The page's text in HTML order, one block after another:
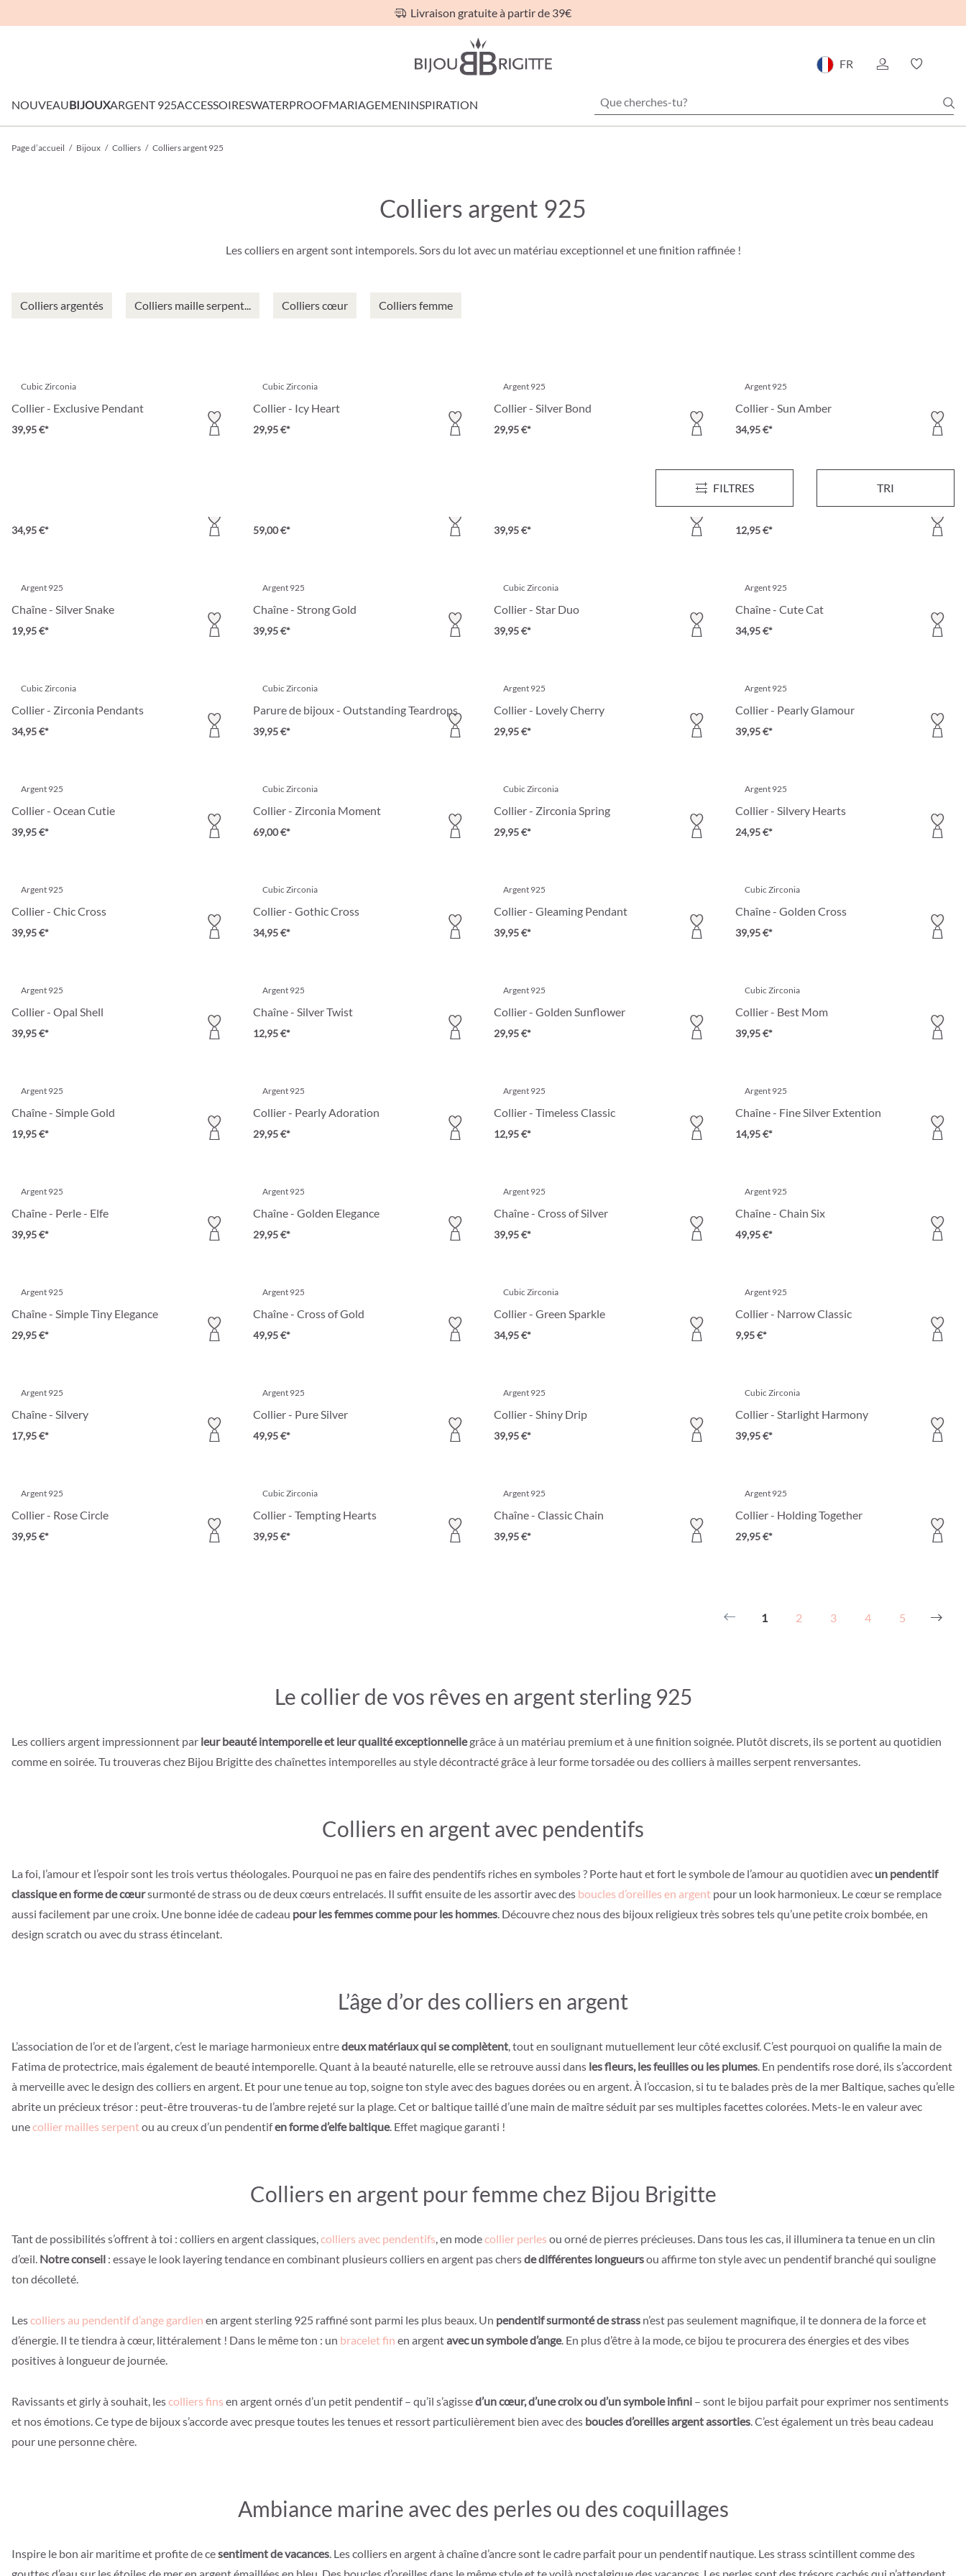
Livraison gratuite à partir de 39€
FR
NOUVEAUBIJOUXARGENT 925ACCESSOIRESWATERPROOFMARIAGEMENINSPIRATION
Page d’accueil / Bijoux / Colliers / Colliers argent 925
Colliers argent 925
Les colliers en argent sont intemporels. Sors du lot avec un matériau exceptionnel et une finition raffinée !
Colliers argentés Colliers maille serpent... Colliers cœur Colliers femme
FILTRES TRI
Cubic Zirconia
Collier - Exclusive Pendant
39,95 €*
Cubic Zirconia
Collier - Icy Heart
29,95 €*
Argent 925
Collier - Silver Bond
29,95 €*
Argent 925
Collier - Sun Amber
34,95 €*
34,95 €* 59,00 €* 39,95 €*
Argent 925
Collier - Filigree Basic
12,95 €*
Argent 925
Chaîne - Silver Snake
19,95 €*
Argent 925
Chaîne - Strong Gold
39,95 €*
Cubic Zirconia
Collier - Star Duo
39,95 €*
Argent 925
Chaîne - Cute Cat
34,95 €*
Cubic Zirconia
Collier - Zirconia Pendants
34,95 €*
Cubic Zirconia
Parure de bijoux - Outstanding Teardrops
39,95 €*
Argent 925
Collier - Lovely Cherry
29,95 €*
Argent 925
Collier - Pearly Glamour
39,95 €*
Argent 925
Collier - Ocean Cutie
39,95 €*
Cubic Zirconia
Collier - Zirconia Moment
69,00 €*
Cubic Zirconia
Collier - Zirconia Spring
29,95 €*
Argent 925
Collier - Silvery Hearts
24,95 €*
Argent 925
Collier - Chic Cross
39,95 €*
Cubic Zirconia
Collier - Gothic Cross
34,95 €*
Argent 925
Collier - Gleaming Pendant
39,95 €*
Cubic Zirconia
Chaîne - Golden Cross
39,95 €*
Argent 925
Collier - Opal Shell
39,95 €*
Argent 925
Chaîne - Silver Twist
12,95 €*
Argent 925
Collier - Golden Sunflower
29,95 €*
Cubic Zirconia
Collier - Best Mom
39,95 €*
Argent 925
Chaîne - Simple Gold
19,95 €*
Argent 925
Collier - Pearly Adoration
29,95 €*
Argent 925
Collier - Timeless Classic
12,95 €*
Argent 925
Chaîne - Fine Silver Extention
14,95 €*
Argent 925
Chaîne - Perle - Elfe
39,95 €*
Argent 925
Chaîne - Golden Elegance
29,95 €*
Argent 925
Chaîne - Cross of Silver
39,95 €*
Argent 925
Chaîne - Chain Six
49,95 €*
Argent 925
Chaîne - Simple Tiny Elegance
29,95 €*
Argent 925
Chaîne - Cross of Gold
49,95 €*
Cubic Zirconia
Collier - Green Sparkle
34,95 €*
Argent 925
Collier - Narrow Classic
9,95 €*
Argent 925
Chaîne - Silvery
17,95 €*
Argent 925
Collier - Pure Silver
49,95 €*
Argent 925
Collier - Shiny Drip
39,95 €*
Cubic Zirconia
Collier - Starlight Harmony
39,95 €*
Argent 925
Collier - Rose Circle
39,95 €*
Cubic Zirconia
Collier - Tempting Hearts
39,95 €*
Argent 925
Chaîne - Classic Chain
39,95 €*
Argent 925
Collier - Holding Together
29,95 €*
1 2 3 4 5
Le collier de vos rêves en argent sterling 925
Les colliers argent impressionnent par leur beauté intemporelle et leur qualité exceptionnellegrâce à un matériau premium et à une finition soignée. Plutôt discrets, ils se portent au quotidien
comme en soirée. Tu trouveras chez Bijou Brigitte des chaînettes intemporelles au style décontracté grâce à leur forme torsadée ou des colliers à mailles serpent renversantes.
Colliers en argent avec pendentifs
La foi, l’amour et l’espoir sont les trois vertus théologales. Pourquoi ne pas en faire des pendentifs riches en symboles ? Porte haut et fort le symbole de l’amour au quotidien avec un pendentif
classique en forme de cœursurmonté de strass ou de deux cœurs entrelacés. Il suffit ensuite de les assortir avec des boucles d’oreilles en argent pour un look harmonieux. Le cœur se remplace
aussi facilement par une croix. Une bonne idée de cadeau pour les femmes comme pour les hommes. Découvre chez nous des bijoux religieux très sobres tels qu’une petite croix bombée, en
design scratch ou avec du strass étincelant.
L’âge d’or des colliers en argent
L’association de l’or et de l’argent, c’est le mariage harmonieux entredeux matériaux qui se complètent, tout en soulignant mutuellement leur côté exclusif. C’est pourquoi on qualifie la main de
Fatima de protectrice, mais également de beauté intemporelle. Quant à la beauté naturelle, elle se retrouve aussi dans les fleurs, les feuilles ou les plumes. En pendentifs rose doré, ils s’accordent
à merveille avec le design des colliers en argent. Et pour une tenue au top, soigne ton style avec des bagues dorées ou en argent. À l’occasion, si tu te balades près de la mer Baltique, saches qu’elle
abrite un précieux trésor : peut-être trouveras-tu de l’ambre rejeté sur la plage. Cet or baltique taillé d’une main de maître séduit par ses multiples facettes colorées. Mets-le en valeur avec
unecollier mailles serpentou au creux d’un pendentifen forme d’elfe baltique. Effet magique garanti !
Colliers en argent pour femme chez Bijou Brigitte
Tant de possibilités s’offrent à toi : colliers en argent classiques,colliers avec pendentifs, en modecollier perles ou orné de pierres précieuses. Dans tous les cas, il illuminera ta tenue en un clin
d’œil. Notre conseil : essaye le look layering tendance en combinant plusieurs colliers en argent pas chersde différentes longueursou affirme ton style avec un pendentif branché qui souligne
ton décolleté.
Lescolliers au pendentif d’ange gardien en argent sterling 925 raffiné sont parmi les plus beaux. Un pendentif surmonté de strass n’est pas seulement magnifique, il te donnera de la force et
d’énergie. Il te tiendra à cœur, littéralement ! Dans le même ton : un bracelet fin en argentavec un symbole d’ange. En plus d’être à la mode, ce bijou te procurera des énergies et des vibes
positives à longueur de journée.
Ravissants et girly à souhait, lescolliers fins en argent ornés d’un petit pendentif – qu’il s’agissed’un cœur, d’une croix ou d’un symbole infini – sont le bijou parfait pour exprimer nos sentiments
et nos émotions. Ce type de bijoux s’accorde avec presque toutes les tenues et ressort particulièrement bien avec des boucles d’oreilles argent assorties. C’est également un très beau cadeau
pour une personne chère.
Ambiance marine avec des perles ou des coquillages
Inspire le bon air maritime et profite de cesentiment de vacances. Les colliers en argent à chaîne d’ancre sont le cadre parfait pour un pendentif nautique. Les strass scintillent comme des